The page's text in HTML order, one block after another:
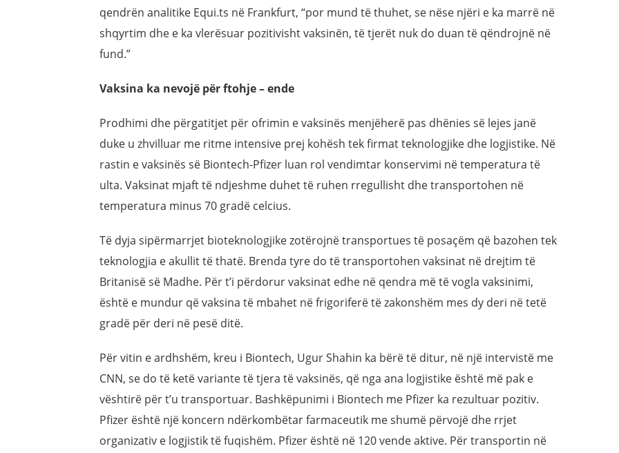
qendrën analitike Equi.ts në Frankfurt, “por mund të thuhet, se nëse njëri e ka marrë në
shqyrtim dhe e ka vlerësuar pozitivisht vaksinën, të tjerët nuk do duan të qëndrojnë në
fund.”
Vaksina ka nevojë për ftohje – ende
Prodhimi dhe përgatitjet për ofrimin e vaksinës menjëherë pas dhënies së lejes janë
duke u zhvilluar me ritme intensive prej kohësh tek firmat teknologjike dhe logjistike. Në
rastin e vaksinës së Biontech-Pfizer luan rol vendimtar konservimi në temperatura të
ulta. Vaksinat mjaft të ndjeshme duhet të ruhen rregullisht dhe transportohen në
temperatura minus 70 gradë celcius.
Të dyja sipërmarrjet bioteknologjike zotërojnë transportues të posaçëm që bazohen tek
teknologjia e akullit të thatë. Brenda tyre do të transportohen vaksinat në drejtim të
Britanisë së Madhe. Për t’i përdorur vaksinat edhe në qendra më të vogla vaksinimi,
është e mundur që vaksina të mbahet në frigoriferë të zakonshëm mes dy deri në tetë
gradë për deri në pesë ditë.
Për vitin e ardhshëm, kreu i Biontech, Ugur Shahin ka bërë të ditur, në një intervistë me
CNN, se do të ketë variante të tjera të vaksinës, që nga ana logjistike është më pak e
vështirë për t’u transportuar. Bashkëpunimi i Biontech me Pfizer ka rezultuar pozitiv.
Pfizer është një koncern ndërkombëtar farmaceutik me shumë përvojë dhe rrjet
organizativ e logjistik të fuqishëm. Pfizer është në 120 vende aktive. Për transportin në